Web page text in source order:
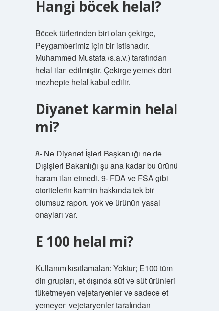
Hangi böcek helal?
Böcek türlerinden biri olan çekirge,
Peygamberimiz için bir istisnadır.
Muhammed Mustafa (s.a.v.) tarafından
helal ilan edilmiştir. Çekirge yemek dört
mezhepte helal kabul edilir.
Diyanet karmin helal
mi?
8- Ne Diyanet İşleri Başkanlığı ne de
Dışişleri Bakanlığı şu ana kadar bu ürünü
haram ilan etmedi. 9- FDA ve FSA gibi
otoritelerin karmin hakkında tek bir
olumsuz raporu yok ve ürünün yasal
onayları var.
E 100 helal mi?
Kullanım kısıtlamaları: Yoktur; E100 tüm
din grupları, et dışında süt ve süt ürünleri
tüketmeyen vejetaryenler ve sadece et
yemeyen vejetaryenler tarafından